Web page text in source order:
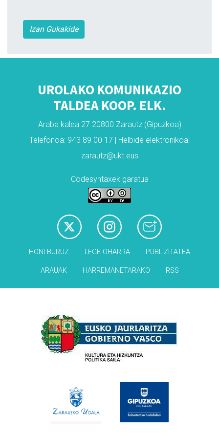
Izan Gukakide
UROLAKO KOMUNIKAZIO
TALDEA KOOP. ELK.
Araba kalea 27 20800 Zarautz (Gipuzkoa)
Telefonoa: 943 89 00 17 | Helbide elektronikoa:
zarautz@ukt.eus
Codesyntaxek garatua
HONI BURUZ LEGE OHARRA PUBLIZITATEA
ARAUAK HARREMANETARAKO RSS